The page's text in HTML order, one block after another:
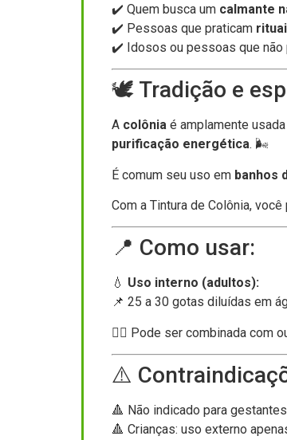
✔️ Quem busca um calmante
✔️ Pessoas que praticam
✔️ Idosos ou pessoas que
🕊️ Tradição e
A colônia é amplamente
purificação energética. 🌬️
É comum seu uso em banhos
Com a Tintura de Colônia,
📍 Como usar:
💧 Uso interno (adultos):
📌 25 a 30 gotas diluídas em
🧘‍♀️ Pode ser combinada com
⚠️
🔺 Não indicado para
🔺 Crianças: uso externo